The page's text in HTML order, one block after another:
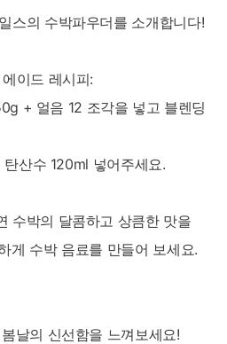
스의 수박파우더를 소개합니다!
이드 레시피:
+ 얼음 12 조각을 넣고 블렌딩
산수 120ml 넣어주세요.
수박의 달콤하고 상큼한 맛을
게 수박 음료를 만들어 보세요.
날의 신선함을 느껴보세요!